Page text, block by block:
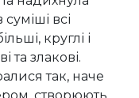
всі
круглі і
та злакові.
так, наче